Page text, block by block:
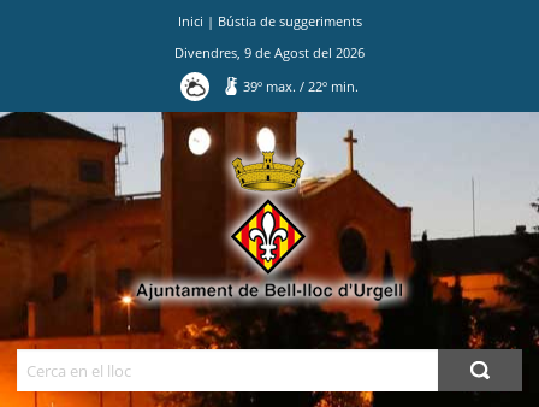
Inici | Bústia de suggeriments
Divendres 9 de Agost del 2026
39º max./ 22º min.